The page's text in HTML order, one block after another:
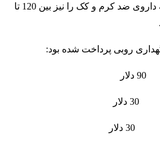
را چند صد دلار و هزینه تهیه داروی ضد کرم و کک را نیز بین 120 تا
روبی پرداخت شده بود: